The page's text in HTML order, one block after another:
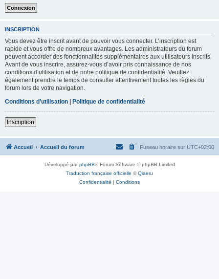
INSCRIPTION
Vous devez être inscrit avant de pouvoir vous connecter. L’inscription est
rapide et vous offre de nombreux avantages. Les administrateurs du forum
peuvent accorder des fonctionnalités supplémentaires aux utilisateurs inscrits.
Avant de vous inscrire, assurez-vous d’avoir pris connaissance de nos
conditions d’utilisation et de notre politique de confidentialité. Veuillez
également prendre le temps de consulter attentivement toutes les règles du
forum lors de votre navigation.
Conditions d’utilisation | Politique de confidentialité
Inscription
Accueil Accueil du forum Fuseau horaire sur UTC+02:00
Développé parphpBB® Forum Software © phpBB Limited
Traduction française officielle ©Qiaeru
Confidentialité | Conditions